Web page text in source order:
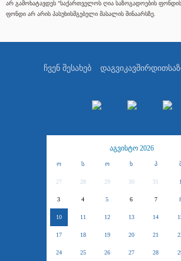
არ გამოხატავდეს "საქართველოს ღია საზოგადოების ფონდის"
ფონდი არ არის პასუხისმგებელი მასალის შინაარსზე.
ჩვენ შესახებ დაგვიკავშირდით
აგვისტო 2026
ო ს ო ხ პ
27 28 29 30 31 1
3 4 5 6 7
10 11 12 13 14
17 18 19 20 21
24 25 26 27 28